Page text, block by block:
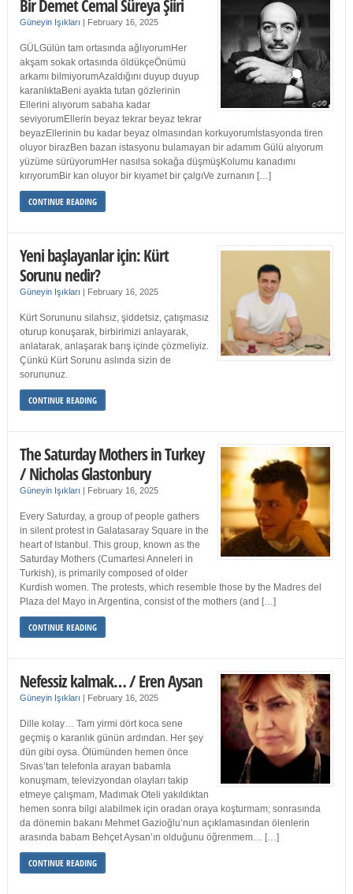
Bir Demet Cemal Süreya Şiiri
Güneyin Işıkları | February 16, 2025
GÜLGülün tam ortasında ağlıyorumHer
akşam sokak ortasında öldükçeÖnümü
arkamı bilmiyorumAzaldığını duyup duyup
karanlıktaBeni ayakta tutan gözlerinin
Ellerini alıyorum sabaha kadar
seviyorumEllerin beyaz tekrar beyaz tekrar
beyazEllerinin bu kadar beyaz olmasından korkuyorumİstasyonda tiren
oluyor birazBen bazan istasyonu bulamayan bir adamım Gülü alıyorum
yüzüme sürüyorumHer nasılsa sokağa düşmüşKolumu kanadımı
kırıyorumBir kan oluyor bir kıyamet bir çalgıVe zurnanın […]
CONTINUE READING
Yeni başlayanlar için: Kürt
Sorunu nedir?
Güneyin Işıkları | February 16, 2025
Kürt Sorununu silahsız, şiddetsiz, çatışmasız
oturup konuşarak, birbirimizi anlayarak,
anlatarak, anlaşarak barış içinde çözmeliyiz.
Çünkü Kürt Sorunu aslında sizin de
sorununuz.
CONTINUE READING
The Saturday Mothers in Turkey
/ Nicholas Glastonbury
Güneyin Işıkları | February 16, 2025
Every Saturday, a group of people gathers
in silent protest in Galatasaray Square in the
heart of Istanbul. This group, known as the
Saturday Mothers (Cumartesi Anneleri in
Turkish), is primarily composed of older
Kurdish women. The protests, which resemble those by the Madres del
Plaza del Mayo in Argentina, consist of the mothers (and […]
CONTINUE READING
Nefessiz kalmak… / Eren Aysan
Güneyin Işıkları | February 16, 2025
Dille kolay… Tam yirmi dört koca sene
geçmiş o karanlık günün ardından. Her şey
dün gibi oysa. Ölümünden hemen önce
Sıvas’tan telefonla arayan babamla
konuşmam, televizyondan olayları takip
etmeye çalışmam, Madımak Oteli yakıldıktan
hemen sonra bilgi alabilmek için oradan oraya koşturmam; sonrasında
da dönemin bakanı Mehmet Gazioğlu’nun açıklamasından ölenlerin
arasında babam Behçet Aysan’ın olduğunu öğrenmem… […]
CONTINUE READING